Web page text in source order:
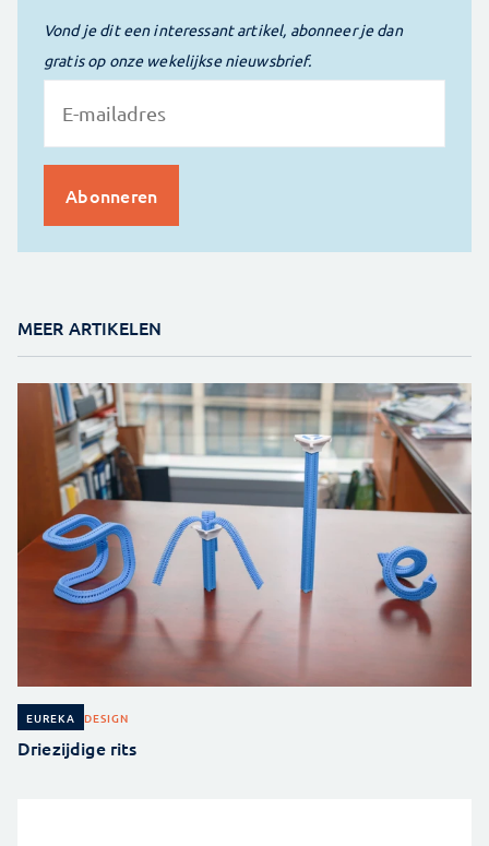
Vond je dit een interessant artikel, abonneer je dan
gratis op onze wekelijkse nieuwsbrief.
MEER ARTIKELEN
EUREKA DESIGN
Driezijdige rits